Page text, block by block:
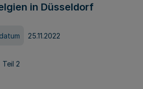
in Düsseldorf
25.11.2022
Teil 2